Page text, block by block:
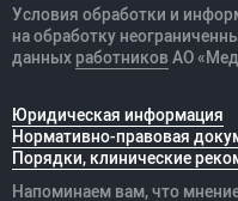
Условия обработки и
на обработку
данных работников АО
Юридическая информация
Нормативно-правовая
Порядки, клинические
Напоминаем вам, что